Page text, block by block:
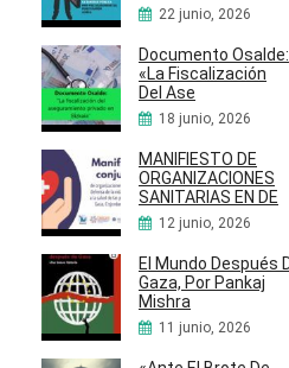
22 junio, 2026
Documento Osalde:
«La Fiscalización
Del Ase
18 junio, 2026
MANIFIESTO DE
ORGANIZACIONES
SANITARIAS EN DE
12 junio, 2026
El Mundo Después
Gaza, Por Pankaj
Mishra
11 junio, 2026